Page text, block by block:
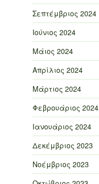
Σεπτέμβριος 2024
Ιούνιος 2024
Μάιος 2024
Απρίλιος 2024
Μάρτιος 2024
Φεβρουάριος 2024
Ιανουάριος 2024
Δεκέμβριος 2023
Νοέμβριος 2023